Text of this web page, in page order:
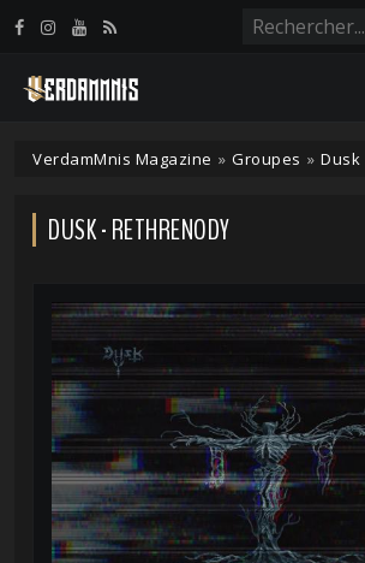
VerdamMnis Magazine » Groupes » Dusk
DUSK - RETHRENODY
Panneau de gestion des cookies